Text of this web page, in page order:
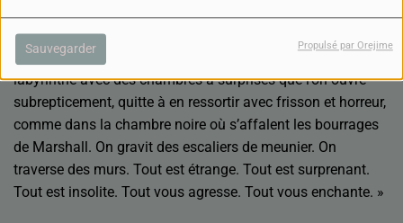
Sauvegarder Propulsé par Orejime
de l’architecture rationnelle et rêvait d’anarchitecture, Alain
Bourbonnais aménagea un parcours initiatique, un
labyrinthe avec des chambres à surprises que l’on ouvre
subrepticement, quitte à en ressortir avec frisson et horreur,
comme dans la chambre noire où s’affalent les bourrages
de Marshall. On gravit des escaliers de meunier. On
traverse des murs. Tout est étrange. Tout est surprenant.
Tout est insolite. Tout vous agresse. Tout vous enchante. »